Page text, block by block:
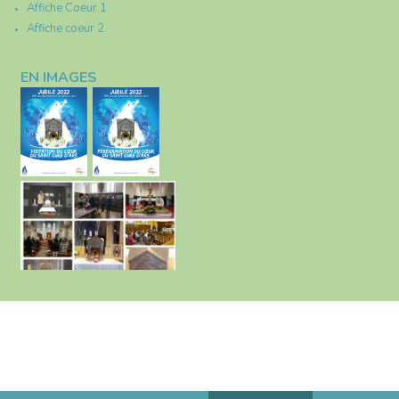
Affiche Coeur 1
Affiche coeur 2
EN IMAGES